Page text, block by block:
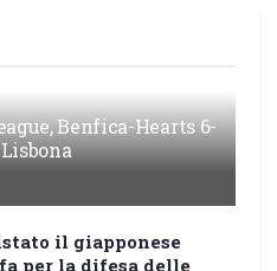
Benfica-Hearts 6-
il giapponese
per la difesa delle